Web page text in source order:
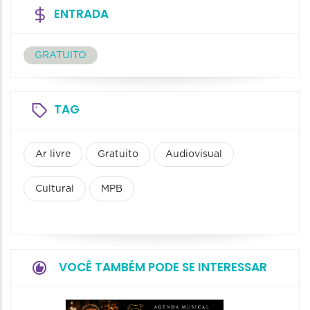
ENTRADA
GRATUITO
TAG
Ar livre Gratuito Audiovisual
Cultural MPB
VOCÊ TAMBÉM PODE SE INTERESSAR